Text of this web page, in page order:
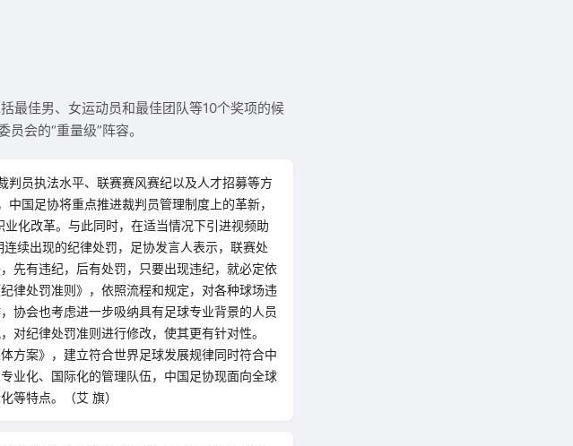
最佳男、女运动员和最佳团队等10个奖项的候
会的“重量级”阵容。
判员执法水平、联赛赛风赛纪以及人才招募等方
国足协将重点推进裁判员管理制度上的革新，
化改革。与此同时，在适当情况下引进视频助
续出现的纪律处罚，足协发言人表示，联赛处
先有违纪，后有处罚，只要出现违纪，就必定依
律处罚准则》，依照流程和规定，对各种球场违
协会也考虑进一步吸纳具有足球专业背景的人员
对纪律处罚准则进行修改，使其更有针对性。
方案》，建立符合世界足球发展规律同时符合中
业化、国际化的管理队伍，中国足协现面向全球
等特点。（艾 旗）